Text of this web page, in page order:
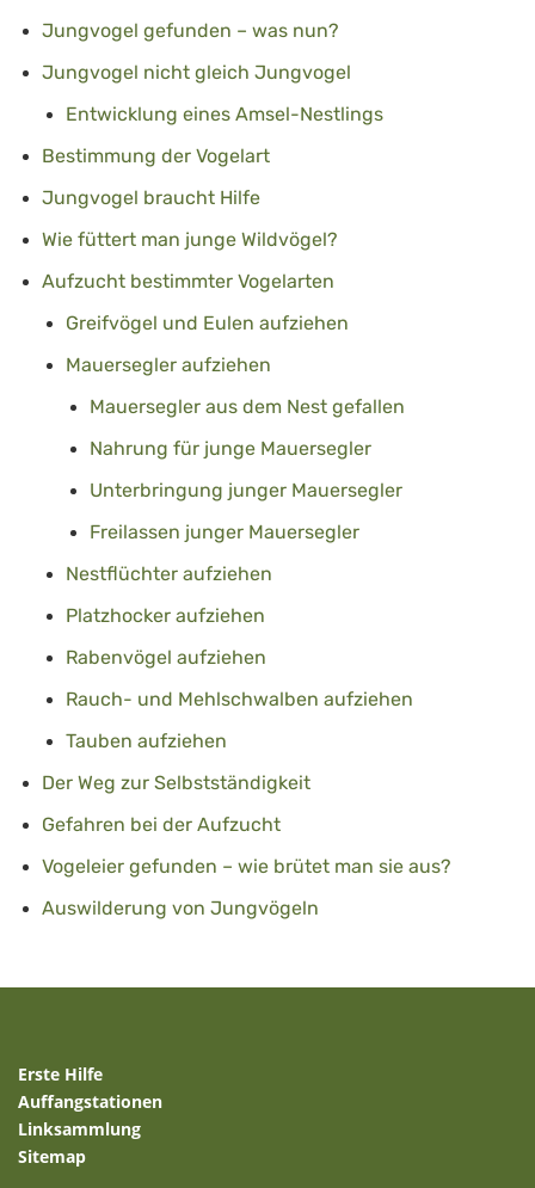
Jungvogel gefunden – was nun?
Jungvogel nicht gleich Jungvogel
Entwicklung eines Amsel-Nestlings
Bestimmung der Vogelart
Jungvogel braucht Hilfe
Wie füttert man junge Wildvögel?
Aufzucht bestimmter Vogelarten
Greifvögel und Eulen aufziehen
Mauersegler aufziehen
Mauersegler aus dem Nest gefallen
Nahrung für junge Mauersegler
Unterbringung junger Mauersegler
Freilassen junger Mauersegler
Nestflüchter aufziehen
Platzhocker aufziehen
Rabenvögel aufziehen
Rauch- und Mehlschwalben aufziehen
Tauben aufziehen
Der Weg zur Selbstständigkeit
Gefahren bei der Aufzucht
Vogeleier gefunden – wie brütet man sie aus?
Auswilderung von Jungvögeln
Erste Hilfe
Auffangstationen
Linksammlung
Sitemap